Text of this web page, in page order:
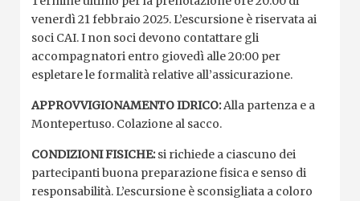
venerdì 21 febbraio 2025. L’escursione è riservata ai
soci CAI. I non soci devono contattare gli
accompagnatori entro giovedì alle 20:00 per
espletare le formalità relative all’assicurazione.
APPROVVIGIONAMENTO IDRICO:Alla partenza e a
Montepertuso. Colazione al sacco.
CONDIZIONI FISICHE:si richiede a ciascuno dei
partecipanti buona preparazione fisica e senso di
responsabilità. L’escursione è sconsigliata a coloro